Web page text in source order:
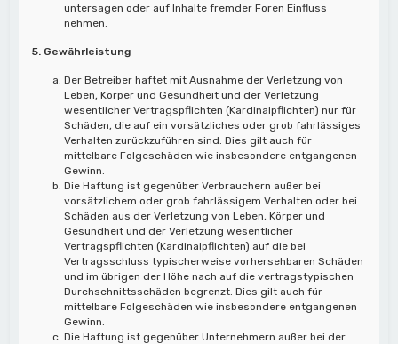
untersagen oder auf Inhalte fremder Foren Einfluss
nehmen.
5. Gewährleistung
Der Betreiber haftet mit Ausnahme der Verletzung von
Leben, Körper und Gesundheit und der Verletzung
wesentlicher Vertragspflichten (Kardinalpflichten) nur für
Schäden, die auf ein vorsätzliches oder grob fahrlässiges
Verhalten zurückzuführen sind. Dies gilt auch für
mittelbare Folgeschäden wie insbesondere entgangenen
Gewinn.
Die Haftung ist gegenüber Verbrauchern außer bei
vorsätzlichem oder grob fahrlässigem Verhalten oder bei
Schäden aus der Verletzung von Leben, Körper und
Gesundheit und der Verletzung wesentlicher
Vertragspflichten (Kardinalpflichten) auf die bei
Vertragsschluss typischerweise vorhersehbaren Schäden
und im übrigen der Höhe nach auf die vertragstypischen
Durchschnittsschäden begrenzt. Dies gilt auch für
mittelbare Folgeschäden wie insbesondere entgangenen
Gewinn.
Die Haftung ist gegenüber Unternehmern außer bei der